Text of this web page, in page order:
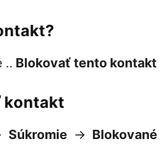
.. Blokovať tento kontakt
kontakt
Súkromie -> Blokované